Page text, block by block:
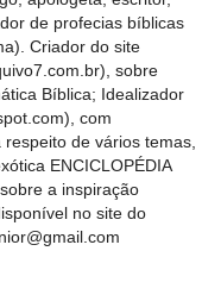
de profecias bíblicas
Criador do site
sobre
Bíblica; Idealizador
com
de vários temas,
ENCICLOPÉDIA
a inspiração
no site do